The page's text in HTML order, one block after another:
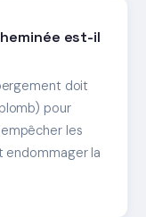
est-il
doit
pour
les
endommager la